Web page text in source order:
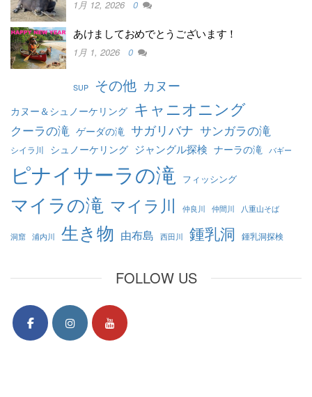
1月 12, 2026 0
あけましておめでとうございます！
1月 1, 2026 0
SUP その他 カヌー
カヌー＆シュノーケリング キャニオニング
クーラの滝 ゲーダの滝 サガリバナ サンガラの滝
シイラ川 シュノーケリング ジャングル探検 ナーラの滝 バギー
ピナイサーラの滝 フィッシング
マイラの滝 マイラ川 仲良川 仲間川 八重山そば
洞窟 浦内川 生き物 由布島 西田川 鍾乳洞 鍾乳洞探検
FOLLOW US